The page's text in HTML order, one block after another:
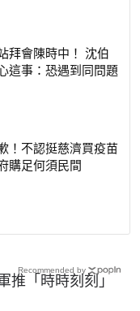
拜會陳時中！ 沈伯
這事：恐遇到同問題
！不認挺慈濟買疫苗
購足何須民間
「時時刻刻」
Recommended by